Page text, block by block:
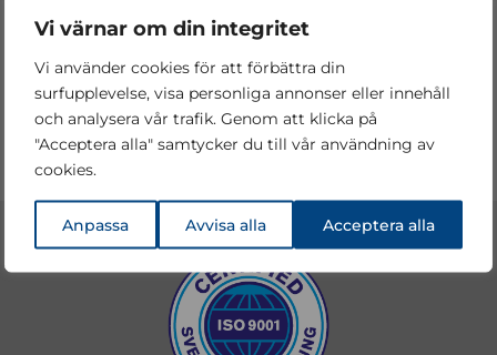
Vi värnar om din integritet
Vi använder cookies för att förbättra din
surfupplevelse, visa personliga annonser eller innehåll
och analysera vår trafik. Genom att klicka på
"Acceptera alla" samtycker du till vår användning av
cookies.
Anpassa Avvisa alla Acceptera alla